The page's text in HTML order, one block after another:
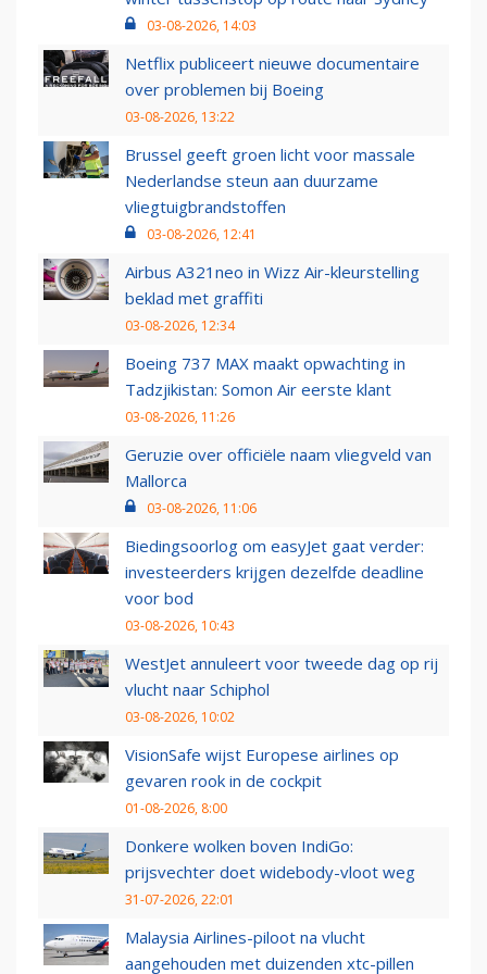
03-08-2026, 14:03
Netflix publiceert nieuwe documentaire
over problemen bij Boeing
03-08-2026, 13:22
Brussel geeft groen licht voor massale
Nederlandse steun aan duurzame
vliegtuigbrandstoffen
03-08-2026, 12:41
Airbus A321neo in Wizz Air-kleurstelling
beklad met graffiti
03-08-2026, 12:34
Boeing 737 MAX maakt opwachting in
Tadzjikistan: Somon Air eerste klant
03-08-2026, 11:26
Geruzie over officiële naam vliegveld van
Mallorca
03-08-2026, 11:06
Biedingsoorlog om easyJet gaat verder:
investeerders krijgen dezelfde deadline
voor bod
03-08-2026, 10:43
WestJet annuleert voor tweede dag op rij
vlucht naar Schiphol
03-08-2026, 10:02
VisionSafe wijst Europese airlines op
gevaren rook in de cockpit
01-08-2026, 8:00
Donkere wolken boven IndiGo:
prijsvechter doet widebody-vloot weg
31-07-2026, 22:01
Malaysia Airlines-piloot na vlucht
aangehouden met duizenden xtc-pillen